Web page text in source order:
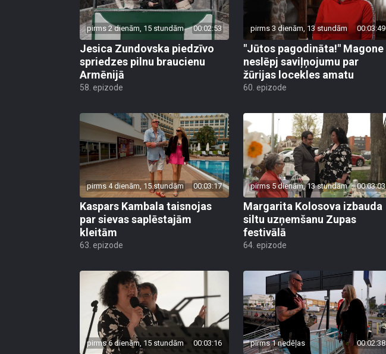
pirms 2 dienām, 15 stundām 00:02:53
Jesica Zundovska piedzīvo
spriedzes pilnu braucienu
Armēnijā
58. epizode
pirms 3 dienām, 13 stundām 00:03:49
"Jūtos pagodināta!" Magone
neslēpj saviļņojumu par
žūrijas locekles amatu
60. epizode
pirms 4 dienām, 15 stundām 00:03:17
Kaspars Kambala taisnojas
par sievas saplēstajām
kleitām
63. epizode
pirms 5 dienām, 13 stundām 00:03:03
Margarita Kolosova izbauda
siltu uzņemšanu Zupas
festivālā
64. epizode
pirms 6 dienām, 15 stundām 00:03:16 pirms 1 nedēļas 00:02:38